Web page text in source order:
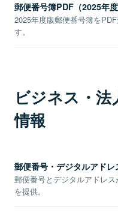
郵便番号簿PDF（2025年度
2025年度版郵便番号簿を
す。
ビジネス・
情報
郵便番号・デジタルアドレ
郵便番号とデジタルアドレ
を提供。